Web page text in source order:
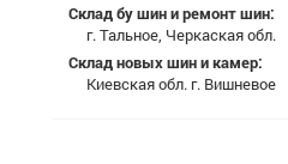
Склад бу шин и ремонт шин:
г. Тальное, Черкаская обл.
Склад новых шин и камер:
Киевская обл. г. Вишневое